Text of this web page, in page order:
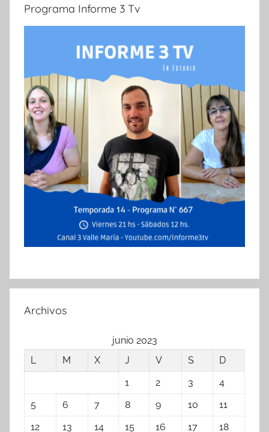
Programa Informe 3 Tv
Archivos
junio 2023
L
M X J V S
D
1
2 3
4
5
6 7 8 9 10
11
12
13 14 15 16 17 18